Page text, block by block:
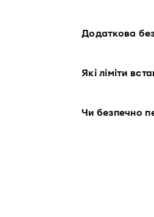
Додаткова
Які ліміти
Чи безпечно